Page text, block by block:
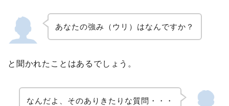
あなたの強み（ウリ）はなんですか？
と聞かれたことはあるでしょう。
なんだよ、そのありきたりな質問・・・